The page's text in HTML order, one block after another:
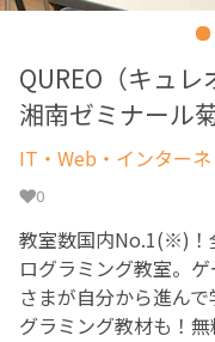
QUREO（キュ
湘南ゼミナール
IT・Web・インターネ
0
教室数国内No.1(※)！
ログラミング教室。
さまが自分から進ん
グラミング教材も！無